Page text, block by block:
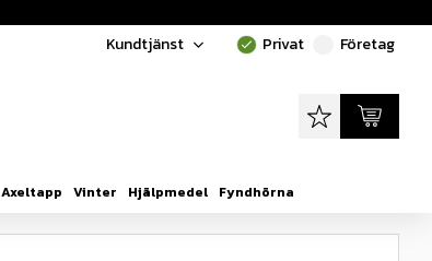
Kundtjänst done Privat Företag
Favoriter
Kundvagn
Axeltapp Vinter Hjälpmedel Fyndhörna